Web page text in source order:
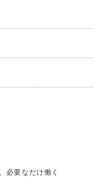
必要なだけ働く